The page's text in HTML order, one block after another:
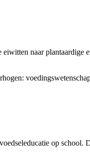
naar plantaardige
op school.